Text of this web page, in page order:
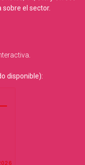
el sector.
disponible):